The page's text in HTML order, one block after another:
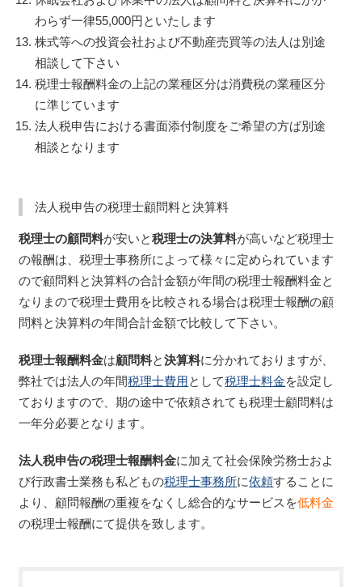
わらず一律55,000円といたします
株式等への投資会社および不動産売買等の法人は別途
相談して下さい
税理士報酬料金の上記の業種区分は消費税の業種区分
に準じています
法人税申告における書面添付制度をご希望の方ば別途
相談となります
法人税申告の税理士顧問料と決算料
税理士の顧問料が安いと税理士の決算料が高いなど税理士
の報酬は、税理士事務所によって様々に定められています
ので顧問料と決算料の合計金額が年間の税理士報酬料金と
なりまので税理士費用を比較される場合は税理士報酬の顧
問料と決算料の年間合計金額で比較して下さい。
税理士報酬料金は顧問料と決算料に分かれておりますが、
弊社では法人の年間税理士費用として税理士料金を設定し
ておりますので、期の途中で依頼されても税理士顧問料は
一年分必要となります。
法人税申告の税理士報酬料金に加えて社会保険労務士およ
び行政書士業務も私どもの税理士事務所に依頼することに
より、顧問報酬の重複をなくし総合的なサービスを低料金
の税理士報酬にて提供を致します。